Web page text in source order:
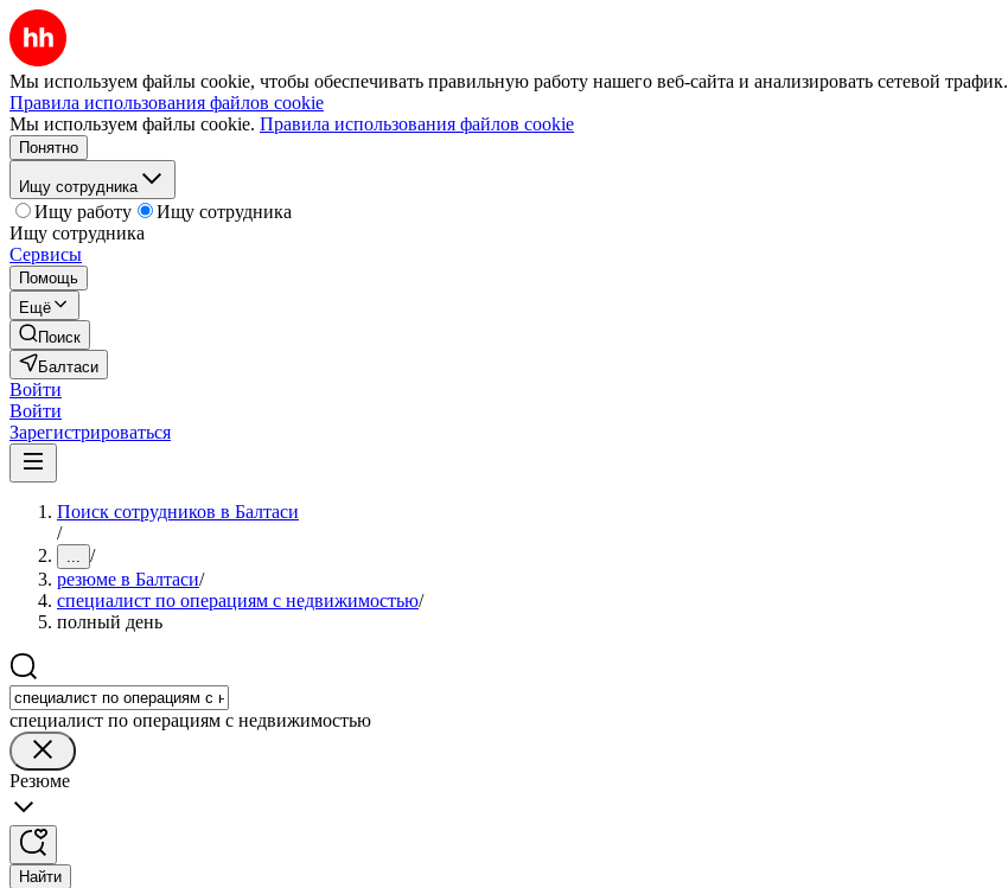
Мы используем файлы cookie, чтобы обеспечивать правильную работу нашего веб-сайта и анализировать сетевой трафик.
Правила использования файлов cookie
Мы используем файлы cookie. Правила использования файлов cookie
Понятно
Ищу сотрудника
Ищу работу
Ищу сотрудника
Ищу сотрудника
Сервисы
Помощь
Ещё
Поиск
Балтаси
Войти
Войти
Зарегистрироваться
Поиск сотрудников в Балтаси
/
... /
резюме в Балтаси/
специалист по операциям с недвижимостью/
полный день
специалист по операциям с недвижимостью
Резюме
Найти